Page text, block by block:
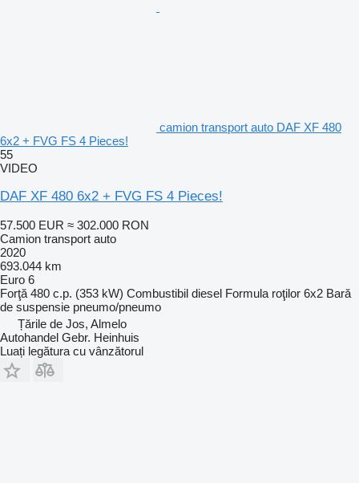
camion transport auto DAF XF 480
6x2 + FVG FS 4 Pieces!
55
VIDEO
DAF XF 480 6x2 + FVG FS 4 Pieces!
57.500 EUR ≈ 302.000 RON
Camion transport auto
2020
693.044 km
Euro 6
Forţă 480 c.p. (353 kW) Combustibil diesel Formula roţilor 6x2 Bară
de suspensie pneumo/pneumo
Țările de Jos, Almelo
Autohandel Gebr. Heinhuis
Luați legătura cu vânzătorul